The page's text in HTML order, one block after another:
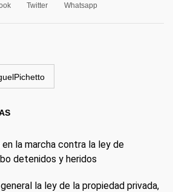
Twitter Whatsapp
la marcha contra la ley de
detenidos y heridos
la ley de la propiedad privada,